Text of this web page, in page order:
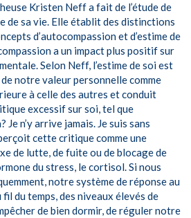
Kristen Neff a fait de l’étude de
de sa vie. Elle établit des distinctions
d’autocompassion et d’estime de
a un impact plus positif sur
Selon Neff, l’estime de soi est
notre valeur personnelle comme
à celle des autres et conduit
excessif sur soi, tel que
n’y arrive jamais. Je suis sans
cette critique comme une
de lutte, de fuite ou de blocage de
du stress, le cortisol. Si nous
notre système de réponse au
du temps, des niveaux élevés de
de bien dormir, de réguler notre